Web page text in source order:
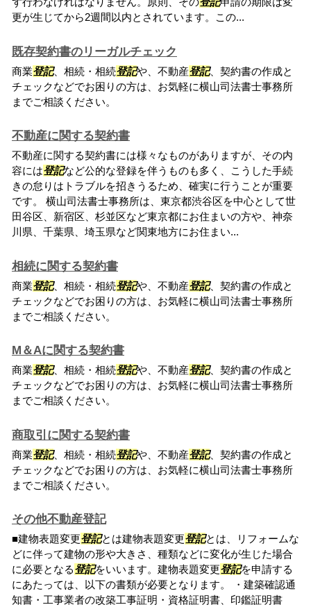
更が生じてから2週間以内とされています。この...
既存契約書のリーガルチェック
商業登記、相続・相続登記や、不動産登記、契約書の作成と
チェックなどでお困りの方は、お気軽に横山司法書士事務所
までご相談ください。
不動産に関する契約書
不動産に関する契約書には様々なものがありますが、その内
容には登記など公的な登録を伴うものも多く、こうした手続
きの怠りはトラブルを招きうるため、確実に行うことが重要
です。 横山司法書士事務所は、東京都渋谷区を中心として世
田谷区、新宿区、杉並区など東京都にお住まいの方や、神奈
川県、千葉県、埼玉県など関東地方にお住まい...
相続に関する契約書
商業登記、相続・相続登記や、不動産登記、契約書の作成と
チェックなどでお困りの方は、お気軽に横山司法書士事務所
までご相談ください。
M＆Aに関する契約書
商業登記、相続・相続登記や、不動産登記、契約書の作成と
チェックなどでお困りの方は、お気軽に横山司法書士事務所
までご相談ください。
商取引に関する契約書
商業登記、相続・相続登記や、不動産登記、契約書の作成と
チェックなどでお困りの方は、お気軽に横山司法書士事務所
までご相談ください。
その他不動産登記
■建物表題変更登記とは建物表題変更登記とは、リフォームな
どに伴って建物の形や大きさ、種類などに変化が生じた場合
に必要となる登記をいいます。建物表題変更登記を申請する
にあたっては、以下の書類が必要となります。 ・建築確認通
知書・工事業者の改築工事証明・資格証明書、印鑑証明書